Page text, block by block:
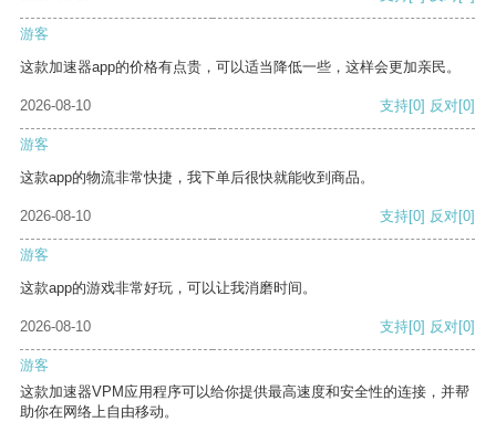
游客
这款加速器app的价格有点贵，可以适当降低一些，这样会更加亲民。
2026-08-10 支持[0] 反对[0]
游客
这款app的物流非常快捷，我下单后很快就能收到商品。
2026-08-10 支持[0] 反对[0]
游客
这款app的游戏非常好玩，可以让我消磨时间。
2026-08-10 支持[0] 反对[0]
游客
这款加速器VPM应用程序可以给你提供最高速度和安全性的连接，并帮
助你在网络上自由移动。